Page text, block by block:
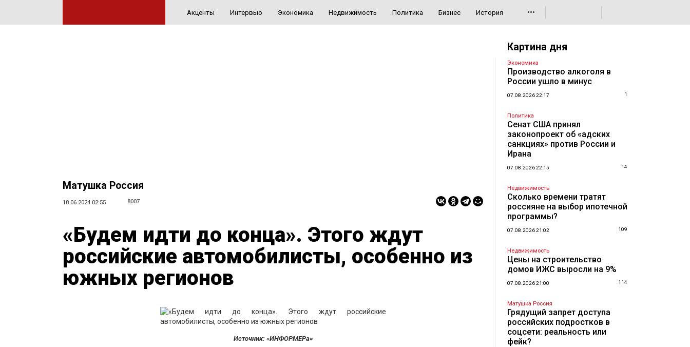
Акценты Интервью Экономика Недвижимость Политика Бизнес История •••
Матушка Россия
18.06.2024 02:55 8007
«Будем идти до конца». Этого ждут
российские автомобилисты, особенно из
южных регионов
Источник: «ИНФОРМЕРа»
Картина дня
Экономика
Производство алкоголя в
России ушло в минус
07.08.2026 22:17 1
Политика
Сенат США принял
законопроект об «адских
санкциях» против России и
Ирана
07.08.2026 22:15 14
Недвижимость
Сколько времени тратят
россияне на выбор ипотечной
программы?
07.08.2026 21:02 109
Недвижимость
Цены на строительство
домов ИЖС выросли на 9%
07.08.2026 21:00 114
Матушка Россия
Грядущий запрет доступа
российских подростков в
соцсети: реальность или
фейк?